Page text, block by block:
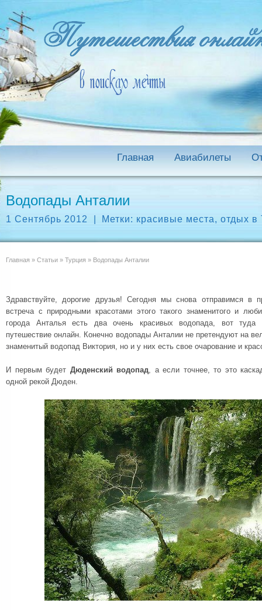
Главная Авиабилеты
Водопады Анталии
1 Сентябрь 2012 Метки: красивые места,отдых в
Главная » Статьи » Турция » Водопады Анталии
Здравствуйте, дорогие друзья! Сегодня мы снова отправимся в
встреча с природными красотами этого такого знаменитого и
города Анталья есть два очень красивых водопада, вот
путешествие онлайн. Конечно водопады Анталии не претендуют на
знаменитый водопад Виктория, но и у них есть свое очарование и
И первым будет Дюденский водопад, а если точнее, то это
одной рекой Дюден.